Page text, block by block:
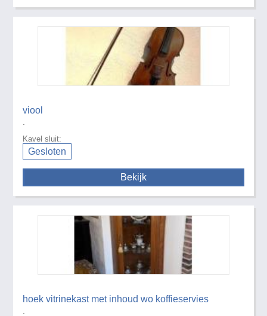
viool
Kavel sluit:
Gesloten
Bekijk
hoek vitrinekast met inhoud wo koffieservies